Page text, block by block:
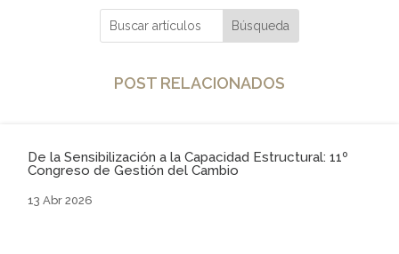
POST RELACIONADOS
De la Sensibilización a la Capacidad Estructural: 11º
Congreso de Gestión del Cambio
13 Abr 2026